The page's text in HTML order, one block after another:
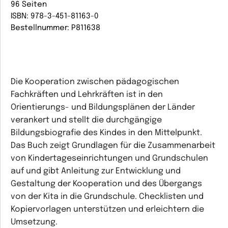
96 Seiten
ISBN: 978-3-451-81163-0
Bestellnummer: P811638
Die Kooperation zwischen pädagogischen
Fachkräften und Lehrkräften ist in den
Orientierungs- und Bildungsplänen der Länder
verankert und stellt die durchgängige
Bildungsbiografie des Kindes in den Mittelpunkt.
Das Buch zeigt Grundlagen für die Zusammenarbeit
von Kindertageseinrichtungen und Grundschulen
auf und gibt Anleitung zur Entwicklung und
Gestaltung der Kooperation und des Übergangs
von der Kita in die Grundschule. Checklisten und
Kopiervorlagen unterstützen und erleichtern die
Umsetzung.